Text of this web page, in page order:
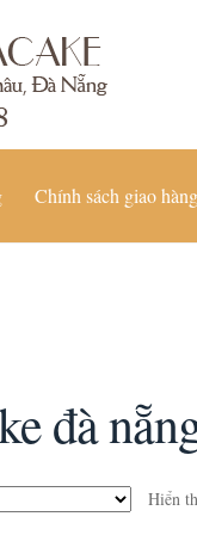
Chính sách giao hàng
đà
Hiển